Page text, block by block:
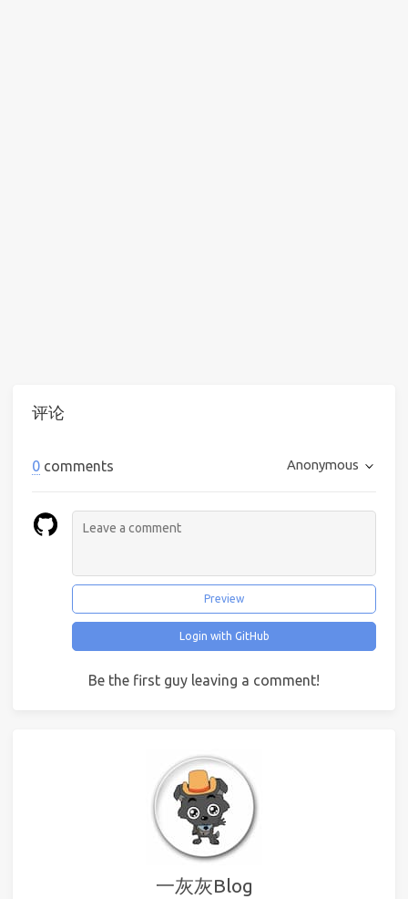
评论
0 comments Anonymous
Preview
Login with GitHub
Be the first guy leaving a comment!
一灰灰Blog